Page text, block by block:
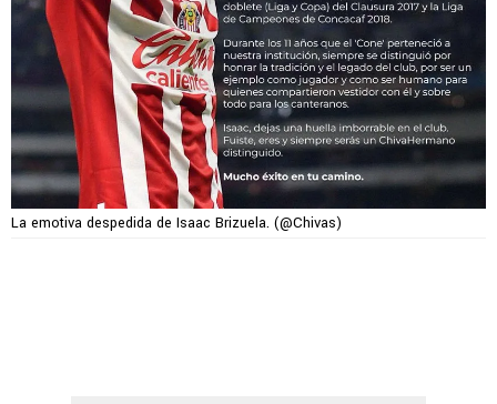
La emotiva despedida de Isaac Brizuela. (@Chivas)